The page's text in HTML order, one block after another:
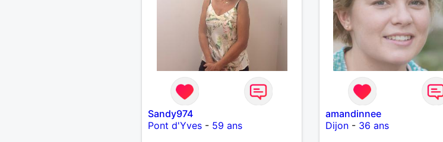
Sandy974
Pont d'Yves- 59 ans
amandinnee
Dijon- 36 ans